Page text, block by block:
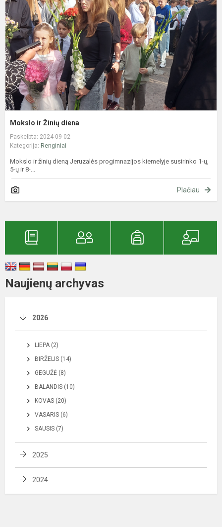
Mokslo ir Žinių diena
Paskelbta: 2024-09-02
Kategorija: Renginiai
Mokslo ir žinių dieną Jeruzalės progimnazijos kiemelyje susirinko 1-ų,
5-ų ir 8-...
Plačiau
Naujienų archyvas
2026
LIEPA (2)
BIRŽELIS (14)
GEGUŽĖ (8)
BALANDIS (10)
KOVAS (20)
VASARIS (6)
SAUSIS (7)
2025
2024